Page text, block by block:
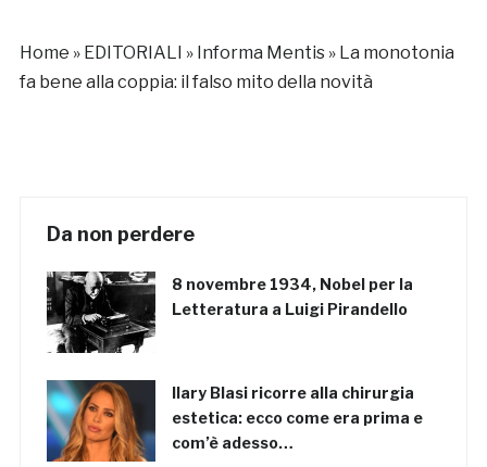
Home » EDITORIALI » Informa Mentis» La monotonia
fa bene alla coppia: il falso mito della novità
Da non perdere
8 novembre 1934, Nobel per la
Letteratura a Luigi Pirandello
Ilary Blasi ricorre alla chirurgia
estetica: ecco come era prima e
com’è adesso…